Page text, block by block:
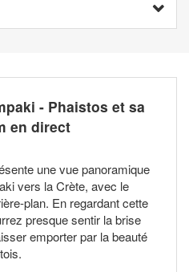
- Phaistos et sa
en direct
une vue panoramique
vers la Crète, avec le
plan. En regardant cette
presque sentir la brise
emporter par la beauté